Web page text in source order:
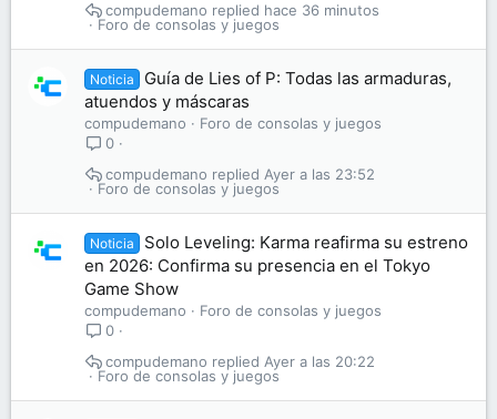
Foro de consolas y juegos
hace 36 minutos
compudemano
Noticia
Guía de Lies of P: Todas las armaduras,
atuendos y máscaras
compudemano
Foro de consolas y juegos
0
Foro de consolas y juegos
Ayer a las 23:52
compudemano
Noticia
Solo Leveling: Karma reafirma su estreno
en 2026: Confirma su presencia en el Tokyo
Game Show
compudemano
Foro de consolas y juegos
0
Foro de consolas y juegos
Ayer a las 20:22
compudemano